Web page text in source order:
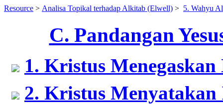
Resource > Analisa Topikal terhadap Alkitab (Elwell) > 5. Wahyu
C. Pandangan
1. Kristus
2. Kristus